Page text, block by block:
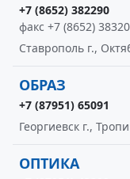
+7 (8652) 382290
факс +7 (8652)
Ставрополь г.,
ОБРАЗ
+7 (87951) 65091
Георгиевск г.,
ОПТИКА